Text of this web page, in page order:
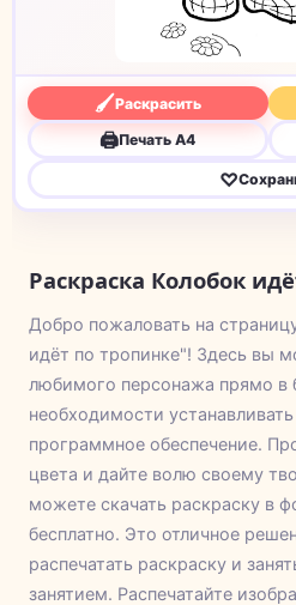
🖌Раскрасить
🖨Печать A4
♡
Раскраска Колобок
Добро пожаловать на
идёт по тропинке"! Здесь вы
любимого персонажа прямо в
необходимости
программное обеспечение.
цвета и дайте волю своему
можете скачать раскраску в
бесплатно. Это отличное
распечатать раскраску и
занятием. Распечатайте